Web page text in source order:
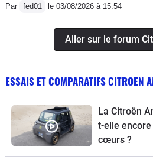
Par fed01 le 03/08/2026 à 15:54
Aller sur le forum
ESSAIS ET COMPARATIFS CITROEN
La Citroën
t-elle
cœurs ?